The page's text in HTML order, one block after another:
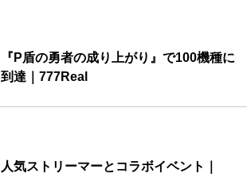
『P盾の勇者の成り上がり』で100機種に
到達｜777Real
人気ストリーマーとコラボイベント｜